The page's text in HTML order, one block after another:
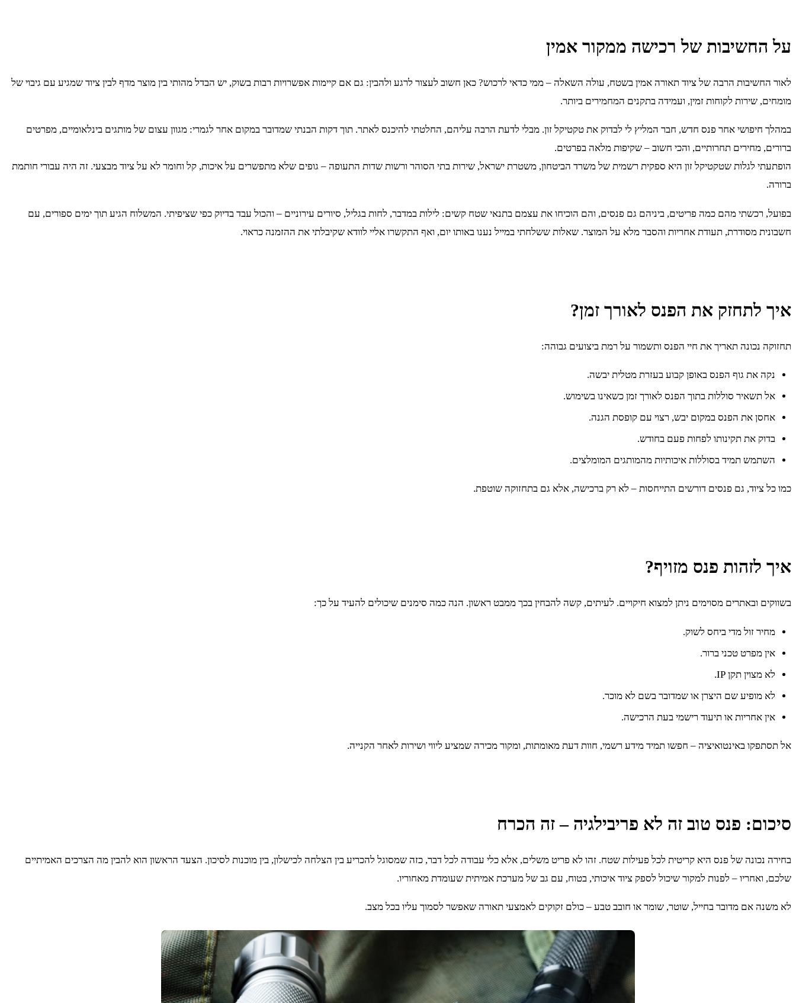
על החשיבות של רכישה ממקור אמין
לאור החשיבות הרבה של ציוד תאורה אמין בשטח, עולה השאלה – ממי כדאי לרכוש? כאן חשוב לעצור לרגע ולהבין: גם אם קיימות אפשרויות רבות בשוק, יש הבדל מהותי בין מוצר מדף לבין ציוד שמגיע עם גיבוי של
מומחים, שירות לקוחות זמין, ועמידה בתקנים המחמירים ביותר.
במהלך חיפושי אחר פנס חדש, חבר המליץ לי לבדוק את טקטיקל זון. מבלי לדעת הרבה עליהם, החלטתי להיכנס לאתר. תוך דקות הבנתי שמדובר במקום אחר לגמרי: מגוון עצום של מותגים בינלאומיים, מפרטים
ברורים, מחירים תחרותיים, והכי חשוב – שקיפות מלאה בפרטים.
הופתעתי לגלות שטקטיקל זון היא ספקית רשמית של משרד הביטחון, משטרת ישראל, שירות בתי הסוהר ורשות שדות התעופה – גופים שלא מתפשרים על איכות, קל וחומר לא על ציוד מבצעי. זה היה עבורי חותמת
ברורה.
בפועל, רכשתי מהם כמה פריטים, ביניהם גם פנסים, והם הוכיחו את עצמם בתנאי שטח קשים: לילות במדבר, לחות בגליל, סיורים עירוניים – והכול עבד בדיוק כפי שציפיתי. המשלוח הגיע תוך ימים ספורים, עם
חשבונית מסודרת, תעודת אחריות והסבר מלא על המוצר. שאלות ששלחתי במייל נענו באותו יום, ואף התקשרו אליי לוודא שקיבלתי את ההזמנה כראוי.
איך לתחזק את הפנס לאורך זמן?
תחזוקה נכונה תאריך את חיי הפנס ותשמור על רמת ביצועים גבוהה:
נקה את גוף הפנס באופן קבוע בעזרת מטלית יבשה.
אל תשאיר סוללות בתוך הפנס לאורך זמן כשאינו בשימוש.
אחסן את הפנס במקום יבש, רצוי עם קופסת הגנה.
בדוק את תקינותו לפחות פעם בחודש.
השתמש תמיד בסוללות איכותיות מהמותגים המומלצים.
כמו כל ציוד, גם פנסים דורשים התייחסות – לא רק ברכישה, אלא גם בתחזוקה שוטפת.
איך לזהות פנס מזויף?
בשווקים ובאתרים מסוימים ניתן למצוא חיקויים. לעיתים, קשה להבחין בכך ממבט ראשון. הנה כמה סימנים שיכולים להעיד על כך:
מחיר זול מדי ביחס לשוק.
אין מפרט טכני ברור.
לא מצוין תקן IP.
לא מופיע שם היצרן או שמדובר בשם לא מוכר.
אין אחריות או תיעוד רישמי בעת הרכישה.
אל תסתפקו באינטואיציה – חפשו תמיד מידע רשמי, חוות דעת מאומתות, ומקור מכירה שמציע ליווי ושירות לאחר הקנייה.
סיכום: פנס טוב זה לא פריבילגיה – זה הכרח
בחירה נכונה של פנס היא קריטית לכל פעילות שטח. זהו לא פריט משלים, אלא כלי עבודה לכל דבר, כזה שמסוגל להכריע בין הצלחה לכישלון, בין מוכנות לסיכון. הצעד הראשון הוא להבין מה הצרכים האמיתיים
שלכם, ואחריו – לפנות למקור שיכול לספק ציוד איכותי, בטוח, עם גב של מערכת אמיתית שעומדת מאחוריו.
לא משנה אם מדובר בחייל, שוטר, שומר או חובב טבע – כולם זקוקים לאמצעי תאורה שאפשר לסמוך עליו בכל מצב.